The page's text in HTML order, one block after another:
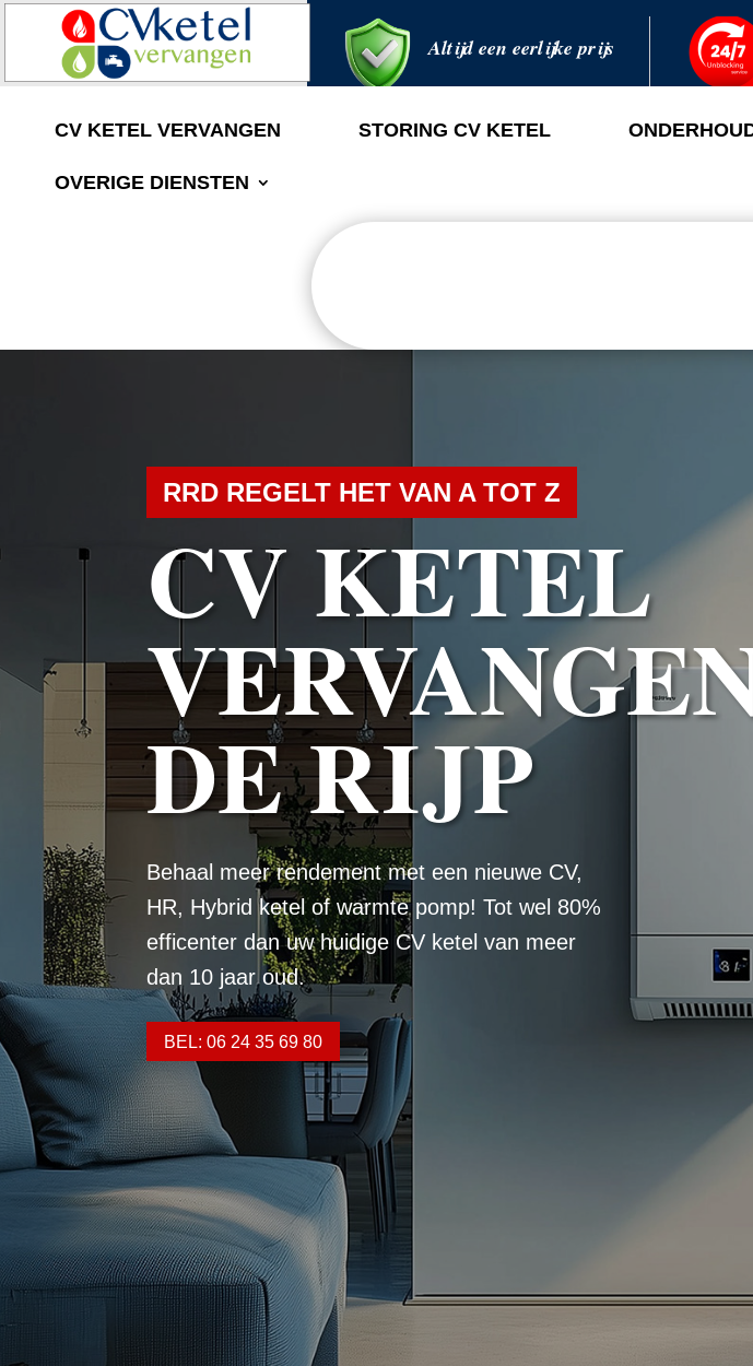
Altijd een eerlijke prijs
CV KETEL VERVANGEN STORING CV KETEL
OVERIGE DIENSTEN
RRD REGELT HET VAN A TOT Z
CV KETEL
DE RIJP
Behaal meer rendement met een nieuwe CV,
HR, Hybrid ketel of warmte pomp! Tot wel 80%
efficenter dan uw huidige CV ketel van meer
dan 10 jaar oud.
BEL: 06 24 35 69 80